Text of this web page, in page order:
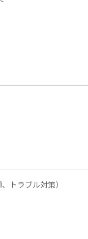
トラブル対策）